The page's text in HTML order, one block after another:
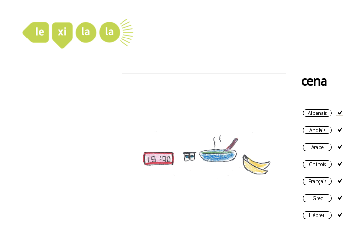
cena
Albanais
Anglais
Arabe
Chinois
Français
Grec
Hébreu